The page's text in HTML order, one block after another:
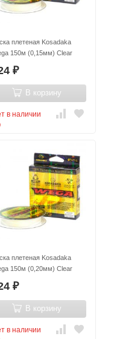
плетеная Kosadaka
150м (0,15мм) Clear
₽
В корзину
в наличии
плетеная Kosadaka
150м (0,20мм) Clear
₽
В корзину
в наличии